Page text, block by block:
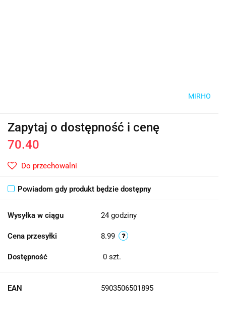
MIRHO
Zapytaj o dostępność i cenę
70.40
Do przechowalni
Powiadom gdy produkt będzie dostępny
Wysyłka w ciągu 24 godziny
Cena przesyłki 8.99
Dostępność 0 szt.
EAN 5903506501895